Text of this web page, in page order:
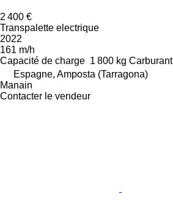
2 400 €
Transpalette electrique
2022
161 m/h
Capacité de charge 1 800 kg Carburant
Espagne, Amposta (Tarragona)
Manain
Contacter le vendeur